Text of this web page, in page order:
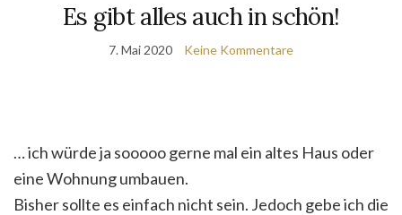
Es gibt alles auch in schön!
7. Mai 2020 Keine Kommentare
… ich würde ja sooooo gerne mal ein altes Haus oder
eine Wohnung umbauen.
Bisher sollte es einfach nicht sein. Jedoch gebe ich die